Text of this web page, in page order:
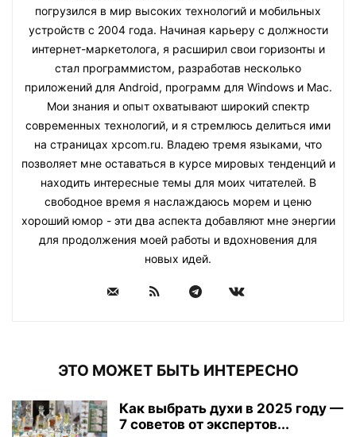
погрузился в мир высоких технологий и мобильных
устройств с 2004 года. Начиная карьеру с должности
интернет-маркетолога, я расширил свои горизонты и
стал программистом, разработав несколько
приложений для Android, программ для Windows и Mac.
Мои знания и опыт охватывают широкий спектр
современных технологий, и я стремлюсь делиться ими
на страницах xpcom.ru. Владею тремя языками, что
позволяет мне оставаться в курсе мировых тенденций и
находить интересные темы для моих читателей. В
свободное время я наслаждаюсь морем и ценю
хороший юмор - эти два аспекта добавляют мне энергии
для продолжения моей работы и вдохновения для
новых идей.
ЭТО МОЖЕТ БЫТЬ ИНТЕРЕСНО
Как выбрать духи в 2025 году —
7 советов от экспертов...